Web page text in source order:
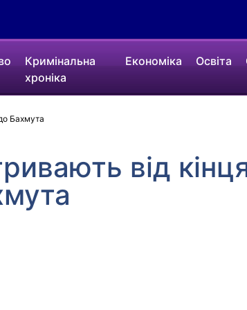
Кримінальна
хроніка
Економіка Освіта
Бахмута
від